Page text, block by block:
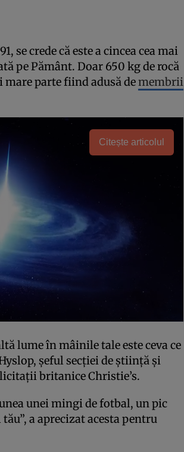
se crede că este a cincea cea mai
pe Pământ. Doar 650 kg de rocă
mare parte fiind adusă demembrii
Citește articolul
lume în mâinile tale este ceva ce
şeful secţiei de ştiinţă şi
britanice Christie’s.
unei mingi de fotbal, un pic
a aprecizat acesta pentru